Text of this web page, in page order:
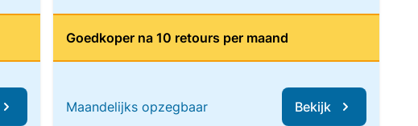
Goedkoper na 10 retours per maand
Maandelijks opzegbaar Bekijk